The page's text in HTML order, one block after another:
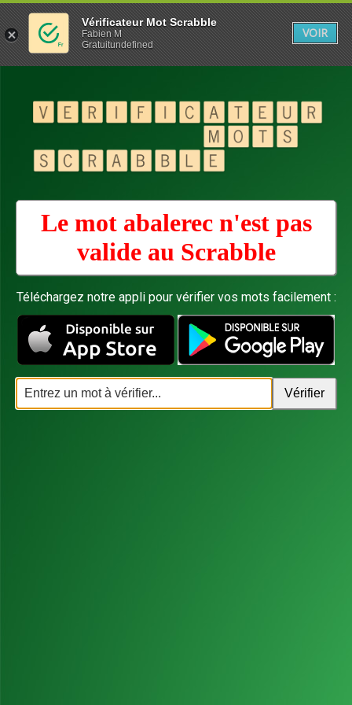
Le mot abalerec n'est pas
valide au Scrabble
Téléchargez notre appli pour vérifier vos mots facilement :
Vérificateur Mot Scrabble
Fabien M
Gratuitundefined
VOIR